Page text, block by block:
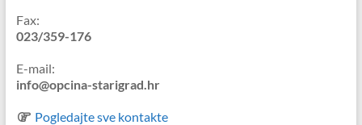
Fax:
023/359-176
E-mail:
info@opcina-starigrad.hr
Pogledajte sve kontakte